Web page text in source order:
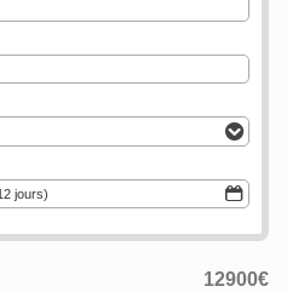
jours)
12900€